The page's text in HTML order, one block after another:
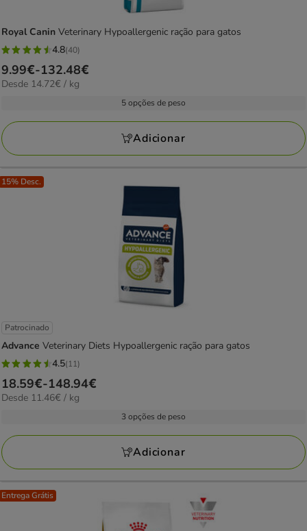
Royal Canin Veterinary Hypoallergenic ração para gatos
4.8
estrelas
com
avaliações
4.8(40)
Preço
de
132.48€
9.99€-132.48€
14.72€
Desde 14.72€ / kg
5 opções de peso
Adicionar
15% Desc.
Patrocinado
Advance Veterinary Diets Hypoallergenic ração para gatos
4.5
estrelas
com
avaliações
4.5(11)
Preço
de
148.94€
18.59€-148.94€
11.46€
Desde 11.46€ / kg
3 opções de peso
Adicionar
Entrega Grátis